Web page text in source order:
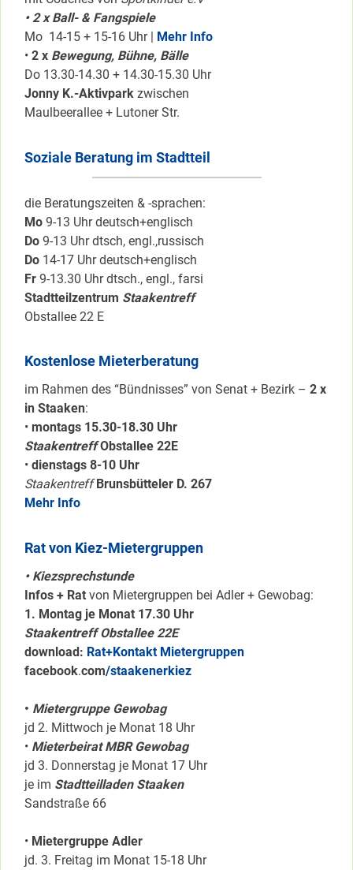
• 2 x Ball- & Fangspiele
Mo 14-15 + 15-16 Uhr | Mehr Info
• 2 x Bewegung, Bühne, Bälle
Do 13.30-14.30 + 14.30-15.30 Uhr
Jonny K.-Aktivpark zwischen
Maulbeerallee + Lutoner Str.
Soziale Beratung im Stadtteil
die Beratungszeiten & -sprachen:
Mo 9-13 Uhr deutsch+englisch
Do 9-13 Uhr dtsch, engl.,russisch
Do 14-17 Uhr deutsch+englisch
Fr 9-13.30 Uhr dtsch., engl., farsi
Stadtteilzentrum Staakentreff
Obstallee 22 E
Kostenlose Mieterberatung
im Rahmen des “Bündnisses” von Senat + Bezirk – 2 x
in Staaken:
• montags 15.30-18.30 Uhr
Staakentreff Obstallee 22E
• dienstags 8-10 Uhr
Staakentreff Brunsbütteler D. 267
Mehr Info
Rat von Kiez-Mietergruppen
• Kiezsprechstunde
Infos + Rat von Mietergruppen bei Adler + Gewobag:
1. Montag je Monat 17.30 Uhr
Staakentreff Obstallee 22E
download: Rat+Kontakt Mietergruppen
facebook.com/staakenerkiez
• Mietergruppe Gewobag
jd 2. Mittwoch je Monat 18 Uhr
• Mieterbeirat MBR Gewobag
jd 3. Donnerstag je Monat 17 Uhr
je im Stadtteilladen Staaken
Sandstraße 66
• Mietergruppe Adler
jd. 3. Freitag im Monat 15-18 Uhr